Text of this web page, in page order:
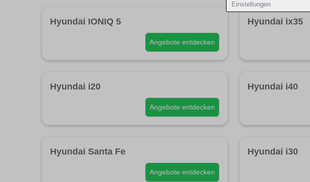
Einstellungen
Hyundai IONIQ 5
Angebote entdecken
Hyundai ix35
Hyundai i20
Angebote entdecken
Hyundai i40
Hyundai Santa Fe
Angebote entdecken
Hyundai i30